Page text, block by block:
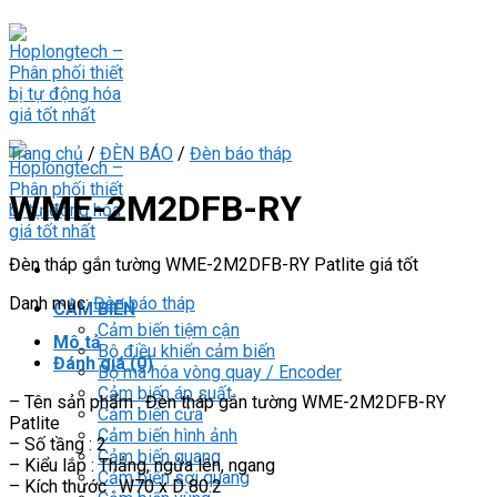
Skip
to
content
CẢM BIẾN
Cảm biến tiệm cận
Bộ điều khiển cảm biến
Bộ mã hóa vòng quay / Encoder
Cảm biến áp suất
Cảm biến cửa
Cảm biến hình ảnh
Cảm biến quang
Cảm biến sợi quang
Trang chủ / ĐÈN BÁO / Đèn báo tháp
WME-2M2DFB-RY
Đèn tháp gắn tường WME-2M2DFB-RY Patlite giá tốt
Danh mục:Đèn báo tháp
Mô tả
Đánh giá (0)
– Tên sản phẩm : Đèn tháp gắn tường WME-2M2DFB-RY
Patlite
– Số tầng : 2
– Kiểu lắp : Thẳng, ngửa lên, ngang
– Kích thước : W70 x D 80.2